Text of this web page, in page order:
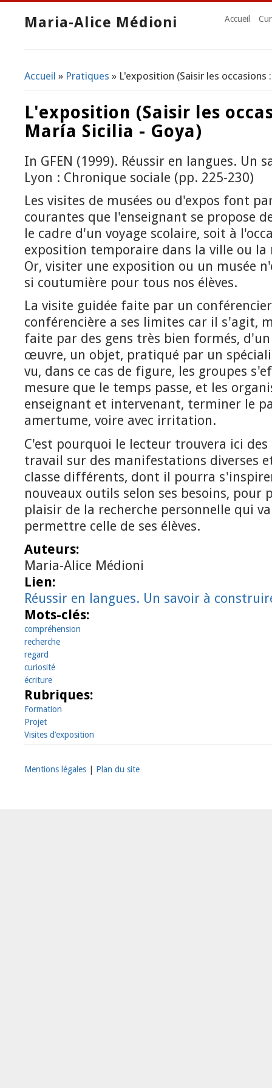
Maria-Alice Médioni Accueil
Vous êtes ici
Accueil » Pratiques » L'exposition (Saisir les occasions
L'exposition (Saisir les
María Sicilia - Goya)
In GFEN (1999). Réussir en langues. Un
Lyon : Chronique sociale (pp. 225-230)
Les visites de musées ou d'expos font
courantes que l'enseignant se propose
le cadre d'un voyage scolaire, soit à
exposition temporaire dans la ville ou la
Or, visiter une exposition ou un musée
si coutumière pour tous nos élèves.
La visite guidée faite par un
conférencière a ses limites car il s'agit,
faite par des gens très bien formés,
œuvre, un objet, pratiqué par un
vu, dans ce cas de figure, les groupes
mesure que le temps passe, et les
enseignant et intervenant, terminer le
amertume, voire avec irritation.
C'est pourquoi le lecteur trouvera ici
travail sur des manifestations diverses
classe différents, dont il pourra
nouveaux outils selon ses besoins, pour
plaisir de la recherche personnelle qui
permettre celle de ses élèves.
Auteurs:
Maria-Alice Médioni
Lien:
Réussir en langues. Un savoir à
Mots-clés:
compréhension
recherche
regard
curiosité
écriture
Rubriques:
Formation
Projet
Visites d’exposition
Mentions légales Plan du site